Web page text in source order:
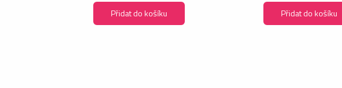
Přidat do košíku Přidat do košíku